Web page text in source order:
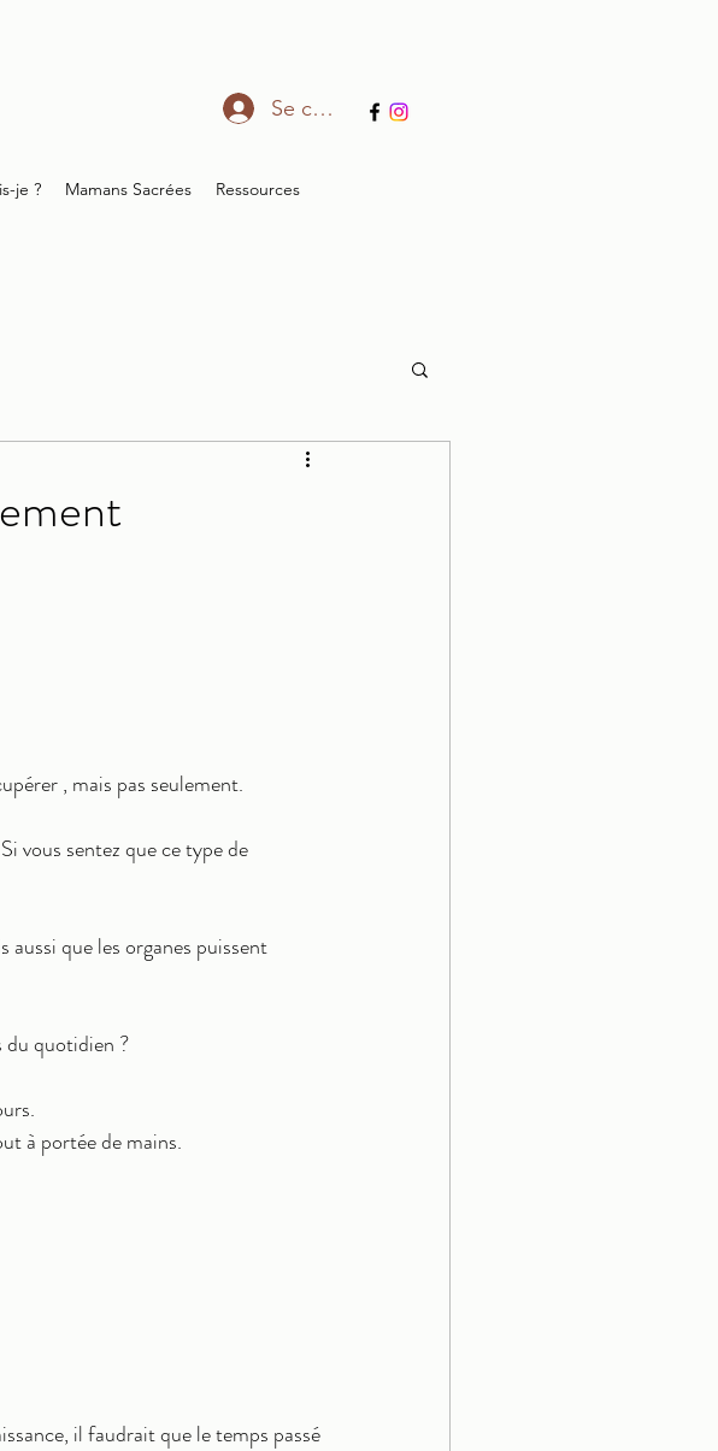
Se connecter
je ? Mamans Sacrées Ressources
, mais pas seulement.
vous sentez que ce type de
que les organes puissent
quotidien ?
à portée de mains.
il faudrait que le temps passé